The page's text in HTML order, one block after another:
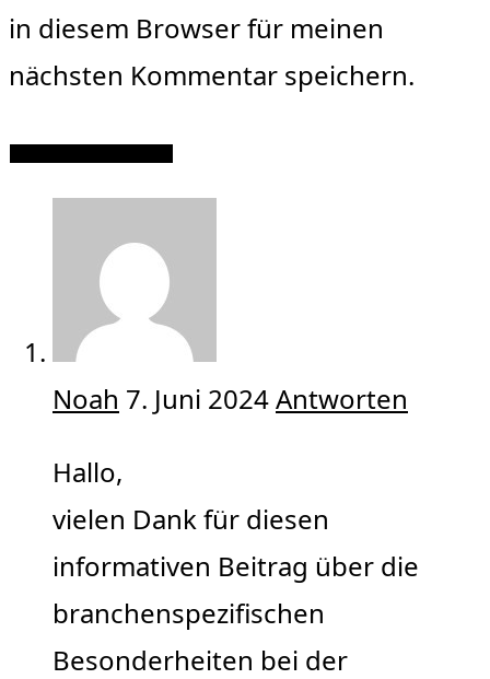
in diesem Browser für meinen
nächsten Kommentar speichern.
Noah 7. Juni 2024Antworten
Hallo,
vielen Dank für diesen
informativen Beitrag über die
branchenspezifischen
Besonderheiten bei der